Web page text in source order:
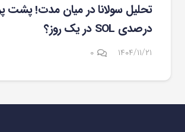
درصدی SOL در یک روز؟
۱۴۰۴/۱۱/۲۱ ۰